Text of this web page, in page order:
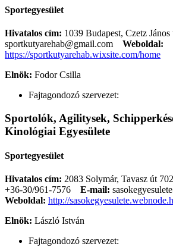
Sportegyesület
Hivatalos cím: 1039 Budapest, Czetz
sportkutyarehab@gmail.com
Weboldal:
https://sportkutyarehab.wixsite.com/home
Elnök: Fodor Csilla
Fajtagondozó szervezet:
Sportolók, Agilitysek,
Kinológiai Egyesülete
Sportegyesület
Hivatalos cím: 2083 Solymár, Tavasz út
+36-30/961-7576
E-mail:
Weboldal: http://
Elnök: László István
Fajtagondozó szervezet: